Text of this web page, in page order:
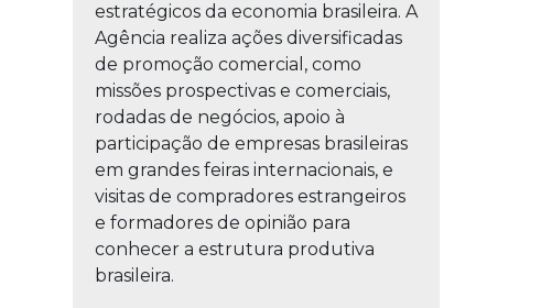
estratégicos da economia brasileira. A
Agência realiza ações diversificadas
de promoção comercial, como
missões prospectivas e comerciais,
rodadas de negócios, apoio à
participação de empresas brasileiras
em grandes feiras internacionais, e
visitas de compradores estrangeiros
e formadores de opinião para
conhecer a estrutura produtiva
brasileira.